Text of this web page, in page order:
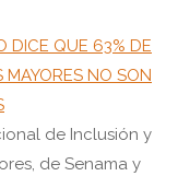
DICE QUE 63% DE
MAYORES NO SON
de Inclusión y
de Senama y